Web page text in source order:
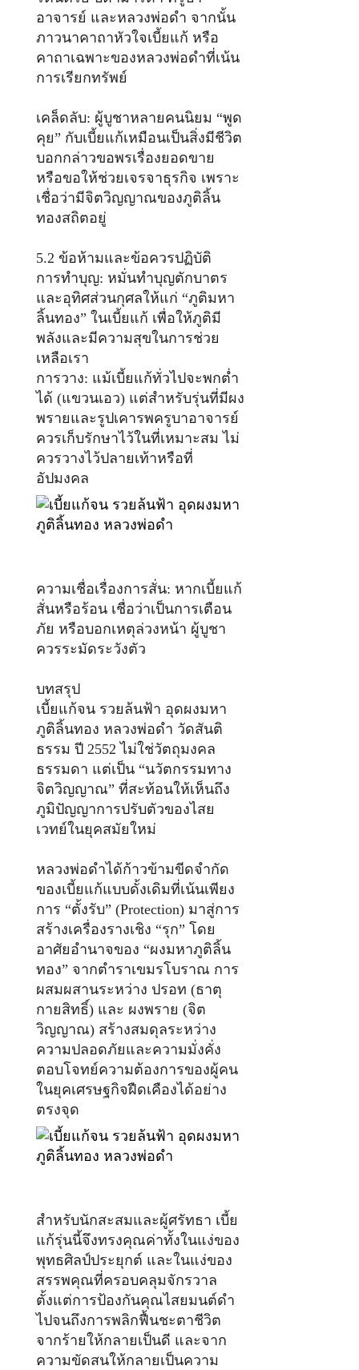
อาจารย์ และหลวงพ่อดำ จากนั้น
ภาวนาคาถาหัวใจเบี้ยแก้ หรือ
คาถาเฉพาะของหลวงพ่อดำที่เน้น
การเรียกทรัพย์
เคล็ดลับ: ผู้บูชาหลายคนนิยม “พูด
คุย” กับเบี้ยแก้เหมือนเป็นสิ่งมีชีวิต
บอกกล่าวขอพรเรื่องยอดขาย
หรือขอให้ช่วยเจรจาธุรกิจ เพราะ
เชื่อว่ามีจิตวิญญาณของภูติลิ้น
ทองสถิตอยู่
5.2 ข้อห้ามและข้อควรปฏิบัติ
การทำบุญ: หมั่นทำบุญตักบาตร
และอุทิศส่วนกุศลให้แก่ “ภูติมหา
ลิ้นทอง” ในเบี้ยแก้ เพื่อให้ภูติมี
พลังและมีความสุขในการช่วย
เหลือเรา
การวาง: แม้เบี้ยแก้ทั่วไปจะพกต่ำ
ได้ (แขวนเอว) แต่สำหรับรุ่นที่มีผง
พรายและรูปเคารพครูบาอาจารย์
ควรเก็บรักษาไว้ในที่เหมาะสม ไม่
ควรวางไว้ปลายเท้าหรือที่
อัปมงคล
ความเชื่อเรื่องการสั่น: หากเบี้ยแก้
สั่นหรือร้อน เชื่อว่าเป็นการเตือน
ภัย หรือบอกเหตุล่วงหน้า ผู้บูชา
ควรระมัดระวังตัว
บทสรุป
เบี้ยแก้จน รวยล้นฟ้า อุดผงมหา
ภูติลิ้นทอง หลวงพ่อดำ วัดสันติ
ธรรม ปี 2552 ไม่ใช่วัตถุมงคล
ธรรมดา แต่เป็น “นวัตกรรมทาง
จิตวิญญาณ” ที่สะท้อนให้เห็นถึง
ภูมิปัญญาการปรับตัวของไสย
เวทย์ในยุคสมัยใหม่
หลวงพ่อดำได้ก้าวข้ามขีดจำกัด
ของเบี้ยแก้แบบดั้งเดิมที่เน้นเพียง
การ “ตั้งรับ” (Protection) มาสู่การ
สร้างเครื่องรางเชิง “รุก” โดย
อาศัยอำนาจของ “ผงมหาภูติลิ้น
ทอง” จากตำราเขมรโบราณ การ
ผสมผสานระหว่าง ปรอท (ธาตุ
กายสิทธิ์) และ ผงพราย (จิต
วิญญาณ) สร้างสมดุลระหว่าง
ความปลอดภัยและความมั่งคั่ง
ตอบโจทย์ความต้องการของผู้คน
ในยุคเศรษฐกิจฝืดเคืองได้อย่าง
ตรงจุด
สำหรับนักสะสมและผู้ศรัทธา เบี้ย
แก้รุ่นนี้จึงทรงคุณค่าทั้งในแง่ของ
พุทธศิลป์ประยุกต์ และในแง่ของ
สรรพคุณที่ครอบคลุมจักรวาล
ตั้งแต่การป้องกันคุณไสยมนต์ดำ
ไปจนถึงการพลิกฟื้นชะตาชีวิต
จากร้ายให้กลายเป็นดี และจาก
ความขัดสนให้กลายเป็นความ